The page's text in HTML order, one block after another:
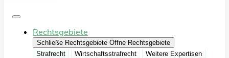
Rechtsgebiete
Schließe Rechtsgebiete Öffne Rechtsgebiete
Strafrecht
Wirtschaftsstrafrecht
Weitere Expertisen